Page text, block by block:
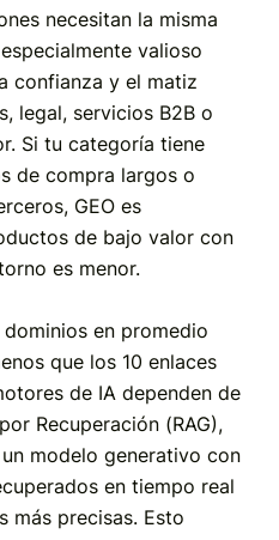
necesitan la misma
valioso
confianza y el matiz
legal, servicios B2B o
Si tu categoría tiene
de compra largos o
GEO es
de bajo valor con
es menor.
en promedio
que los 10 enlaces
de IA dependen de
Recuperación (RAG),
modelo generativo con
en tiempo real
más precisas. Esto